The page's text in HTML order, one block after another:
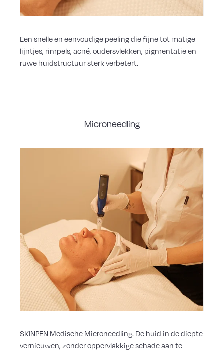
Een snelle en eenvoudige peeling die fijne tot matige
lijntjes, rimpels, acné, oudersvlekken, pigmentatie en
ruwe huidstructuur sterk verbetert.
Microneedling
SKINPEN Medische Microneedling. De huid in de diepte
vernieuwen, zonder oppervlakkige schade aan te